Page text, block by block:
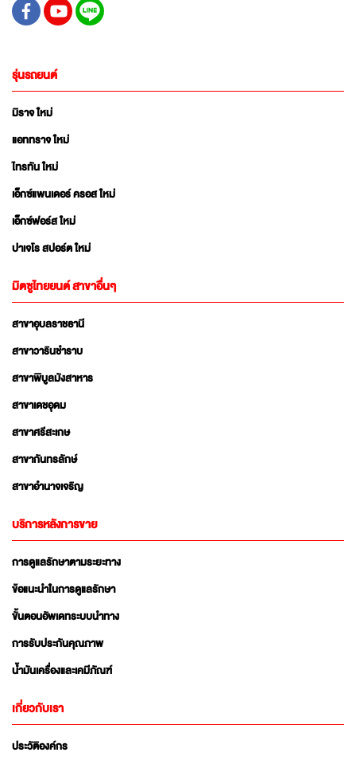
รุ่นรถยนต์
มิราจ ใหม่
แอททราจ ใหม่
ไทรทัน ใหม่
เอ็กซ์แพนเดอร์ ครอส ใหม่
เอ็กซ์ฟอร์ส ใหม่
ปาเจโร สปอร์ต ใหม่
มิตซูไทยยนต์ สาขาอื่นๆ
สาขาอุบลราชธานี
สาขาวารินชำราบ
สาขาพิบูลมังสาหาร
สาขาเดชอุดม
สาขาศรีสะเกษ
สาขากันทรลักษ์
สาขาอำนาจเจริญ
บริการหลังการขาย
การดูแลรักษาตามระยะทาง
ข้อแนะนำในการดูแลรักษา
ขั้นตอนอัพเดทระบบนำทาง
การรับประกันคุณภาพ
น้ำมันเครื่องและเคมีภัณฑ์
เกี่ยวกับเรา
ประวัติองค์กร